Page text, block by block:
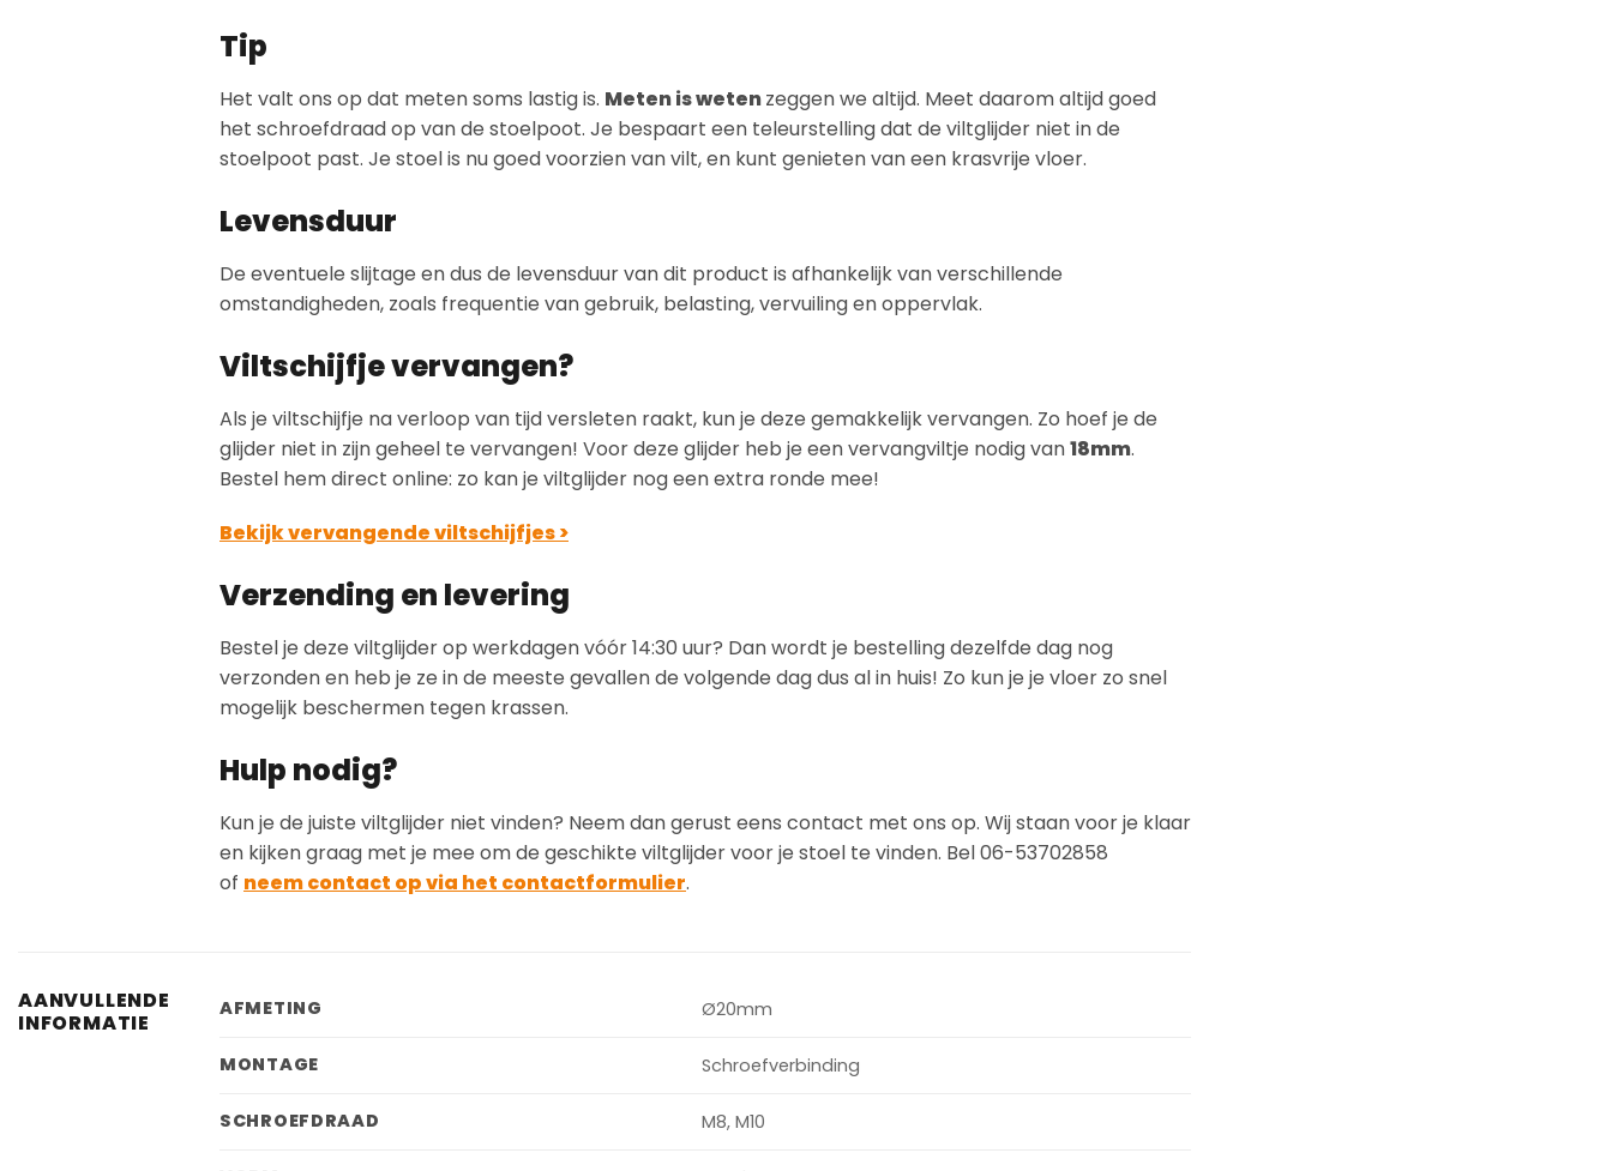
Tip
Het valt ons op dat meten soms lastig is. Meten is wetenzeggen we altijd. Meet daarom altijd goed
het schroefdraad op van de stoelpoot. Je bespaart een teleurstelling dat de viltglijder niet in de
stoelpoot past. Je stoel is nu goed voorzien van vilt, en kunt genieten van een krasvrije vloer.
Levensduur
De eventuele slijtage en dus de levensduur van dit product is afhankelijk van verschillende
omstandigheden, zoals frequentie van gebruik, belasting, vervuiling en oppervlak.
Viltschijfje vervangen?
Als je viltschijfje na verloop van tijd versleten raakt, kun je deze gemakkelijk vervangen. Zo hoef je de
glijder niet in zijn geheel te vervangen! Voor deze glijder heb je een vervangviltje nodig van18mm.
Bestel hem direct online: zo kan je viltglijder nog een extra ronde mee!
Bekijk vervangende viltschijfjes >
Verzending en levering
Bestel je deze viltglijder op werkdagen vóór 14:30 uur? Dan wordt je bestelling dezelfde dag nog
verzonden en heb je ze in de meeste gevallen de volgende dag dus al in huis! Zo kun je je vloer zo snel
mogelijk beschermen tegen krassen.
Hulp nodig?
Kun je de juiste viltglijder niet vinden? Neem dan gerust eens contact met ons op. Wij staan voor je klaar
en kijken graag met je mee om de geschikte viltglijder voor je stoel te vinden. Bel 06-53702858
of neem contact op via het contactformulier.
AANVULLENDE
INFORMATIE
AFMETING Ø20mm
MONTAGE Schroefverbinding
SCHROEFDRAAD M8, M10